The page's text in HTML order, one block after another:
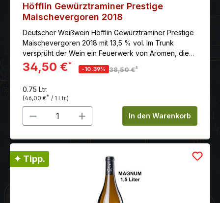
Höfflin Gewürztraminer Prestige
Maischevergoren 2018
Deutscher Weißwein Höfflin Gewürztraminer Prestige
Maischevergoren 2018 mit 13,5 % vol. Im Trunk
versprüht der Wein ein Feuerwerk von Aromen, die
den Gaumen voll auskleiden und ausgiebig
nachhallen. Getragen von einer dichten,
Geschmackserlebnis.
34,50 €*
-10.39% 38,50 €*
0.75 Ltr.
(46,00 €* / 1 Ltr.)
Produkt Anzahl: Gib denIn den Warenkorb
✦ Tipp.